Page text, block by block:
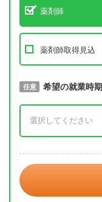
薬剤師
薬剤師取得見込
必須 取得予定年
任意 希望の就業時期